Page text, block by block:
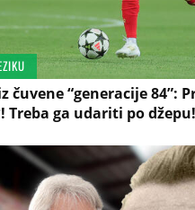
čuvene “generacije 84”:
Treba ga udariti po džepu!